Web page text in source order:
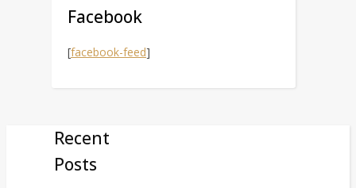
Facebook
[facebook-feed]
Recent
Posts